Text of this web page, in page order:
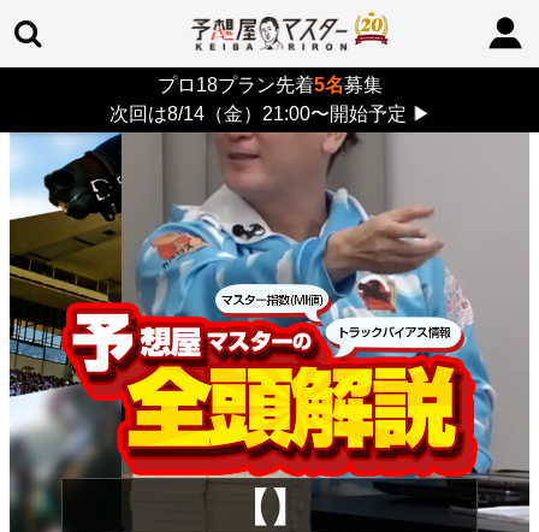
プロ18プラン先着5名募集
次回は8/14（金）21:00〜開始予定 ▶
> 26/8/16 (日)
【】